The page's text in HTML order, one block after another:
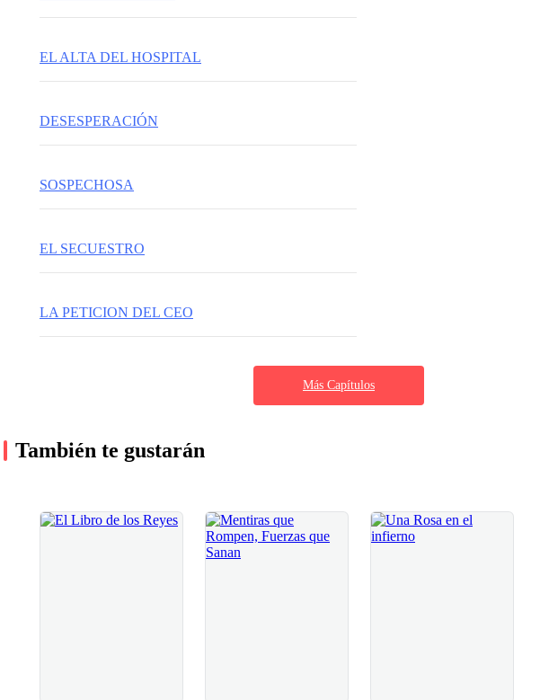
EL ALTA DEL HOSPITAL
DESESPERACIÓN
SOSPECHOSA
EL SECUESTRO
LA PETICION DEL CEO
Más Capítulos
También te gustarán